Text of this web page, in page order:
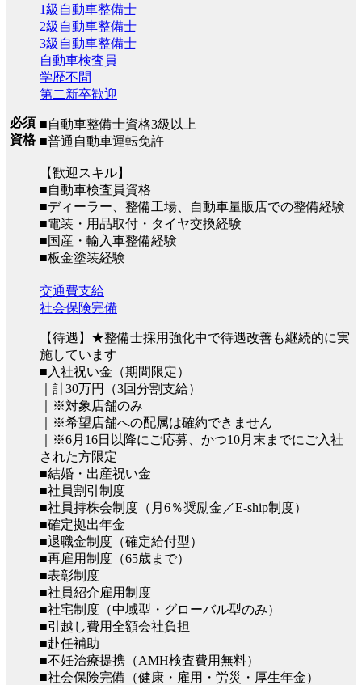
必須
資格
1級自動車整備士
2級自動車整備士
3級自動車整備士
自動車検査員
学歴不問
第二新卒歓迎
■自動車整備士資格3級以上
■普通自動車運転免許
【歓迎スキル】
■自動車検査員資格
■ディーラー、整備工場、自動車量販店での整備経験
■電装・用品取付・タイヤ交換経験
■国産・輸入車整備経験
■板金塗装経験
交通費支給
社会保険完備
【待遇】★整備士採用強化中で待遇改善も継続的に実
施しています
■入社祝い金（期間限定）
｜計30万円（3回分割支給）
｜※対象店舗のみ
｜※希望店舗への配属は確約できません
｜※6月16日以降にご応募、かつ10月末までにご入社
された方限定
■結婚・出産祝い金
■社員割引制度
■社員持株会制度（月6％奨励金／E-ship制度）
■確定拠出年金
■退職金制度（確定給付型）
■再雇用制度（65歳まで）
■表彰制度
■社員紹介雇用制度
■社宅制度（中域型・グローバル型のみ）
■引越し費用全額会社負担
■赴任補助
■不妊治療提携（AMH検査費用無料）
■社会保険完備（健康・雇用・労災・厚生年金）